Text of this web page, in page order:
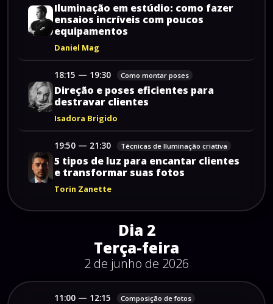
Iluminação em estúdio: como fazer
ensaios incríveis com poucos
equipamentos
Daniel Mag
18:15 — 19:30 Como montar poses
Direção e poses eficientes para
destravar clientes
Isadora Brigido
19:50 — 21:30 Técnicas de Iluminação criativa
5 tipos de luz para encantar clientes
e transformar suas fotos
Torin Zanette
Dia 2
Terça-feira
2 de junho de 2026
11:00 — 12:15 Composição de fotos